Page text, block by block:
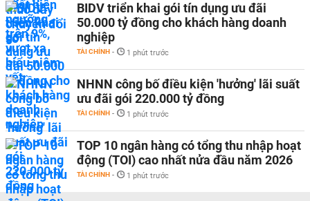
BIDV triển khai gói tín dụng ưu đãi
50.000 tỷ đồng cho khách hàng doanh
nghiệp
TÀI CHÍNH - 1 phút trước
NHNN công bố điều kiện 'hưởng' lãi suất
ưu đãi gói 220.000 tỷ đồng
TÀI CHÍNH - 1 phút trước
TOP 10 ngân hàng có tổng thu nhập hoạt
động (TOI) cao nhất nửa đầu năm 2026
TÀI CHÍNH - 1 phút trước